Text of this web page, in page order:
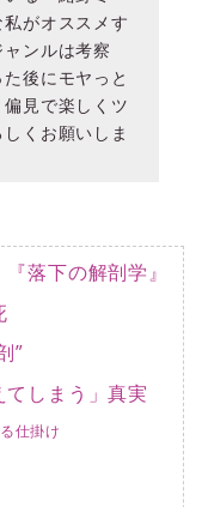
がオススメす
ンルは考察
後にモヤっと
見で楽しくツ
くお願いしま
落下の解剖学』
”
てしまう」真実
仕掛け